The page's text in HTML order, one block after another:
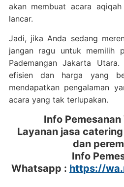
akan membuat acara
lancar.
Jadi, jika Anda sedang
jangan ragu untuk memilih
Pademangan Jakarta
efisien dan harga yang
mendapatkan pengalaman
acara yang tak terlupakan.
Info Pemesanan
Layanan jasa
dan
Info
Whatsapp : https://